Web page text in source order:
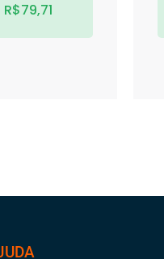
R$79,71